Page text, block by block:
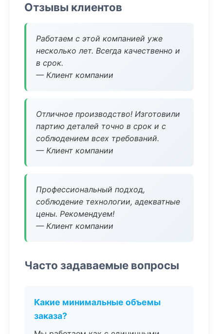
Отзывы клиентов
Работаем с этой компанией уже
несколько лет. Всегда качественно и
в срок.
— Клиент компании
Отличное производство! Изготовили
партию деталей точно в срок и с
соблюдением всех требований.
— Клиент компании
Профессиональный подход,
соблюдение технологии, адекватные
цены. Рекомендуем!
— Клиент компании
Часто задаваемые вопросы
Какие минимальные объемы
заказа?